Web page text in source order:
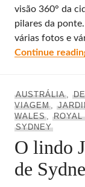
visão 360° da
pilares da
várias fotos e
Continue
AUSTRÁLIA,
VIAGEM,
WALES,
SYDNEY
O lindo
de